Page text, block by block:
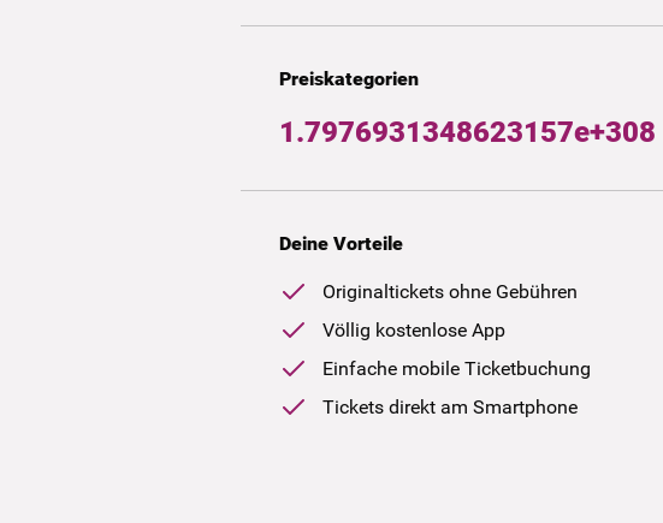
Preiskategorien
1.7976931348623157e+308
Deine Vorteile
Originaltickets ohne Gebühren
Völlig kostenlose App
Einfache mobile Ticketbuchung
Tickets direkt am Smartphone